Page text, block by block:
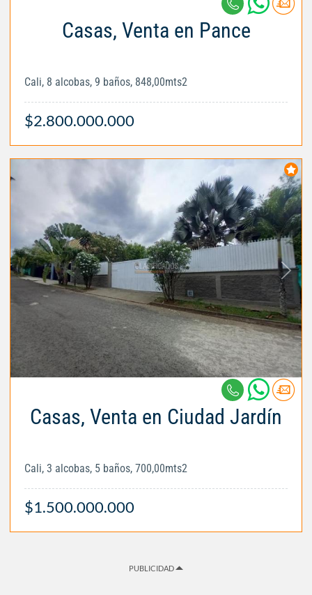
Casas, Venta en Pance
Cali, 8 alcobas, 9 baños, 848,00mts2
$2.800.000.000
Casas, Venta en Ciudad Jardín
Cali, 3 alcobas, 5 baños, 700,00mts2
$1.500.000.000
PUBLICIDAD